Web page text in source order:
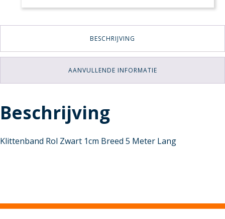
BESCHRIJVING
AANVULLENDE INFORMATIE
Beschrijving
Klittenband Rol Zwart 1cm Breed 5 Meter Lang